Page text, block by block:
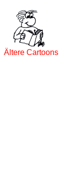
Ältere Cartoons